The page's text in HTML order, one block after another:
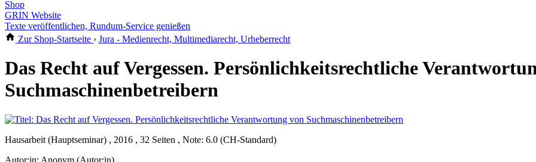
Shop
GRIN Website
Texte veröffentlichen, Rundum-Service genießen
Zur Shop-Startseite › Jura - Medienrecht, Multimediarecht, Urheberrecht
Das Recht auf Vergessen. Persönlichkeitsrechtliche
Suchmaschinenbetreibern
Hausarbeit (Hauptseminar) , 2016 , 32 Seiten , Note: 6.0 (CH-Standard)
Autor:in: Anonym (Autor:in)